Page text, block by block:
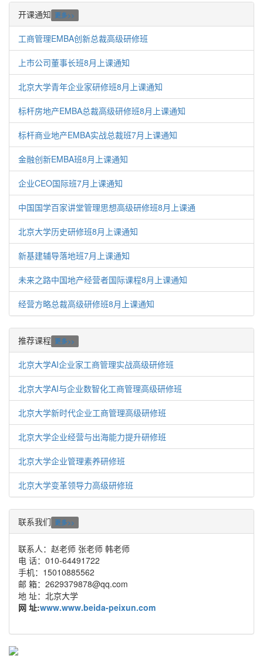
开课通知 更多>>
工商管理EMBA创新总裁高级研修班
上市公司董事长班8月上课通知
北京大学青年企业家研修班8月上课通知
标杆房地产EMBA总裁高级研修班8月上课通知
标杆商业地产EMBA实战总裁班7月上课通知
金融创新EMBA班8月上课通知
企业CEO国际班7月上课通知
中国国学百家讲堂管理思想高级研修班8月上课通
北京大学历史研修班8月上课通知
新基建辅导落地班7月上课通知
未来之路中国地产经营者国际课程8月上课通知
经营方略总裁高级研修班8月上课通知
推荐课程 更多>>
北京大学AI企业家工商管理实战高级研修班
北京大学AI与企业数智化工商管理高级研修班
北京大学新时代企业工商管理高级研修班
北京大学企业经营与出海能力提升研修班
北京大学企业管理素养研修班
北京大学变革领导力高级研修班
联系我们 更多>>
联系人：赵老师 张老师 韩老师
电 话：010-64491722
手机：15010885562
邮 箱：2629379878@qq.com
地 址：北京大学
网 址:www.www.beida-peixun.com